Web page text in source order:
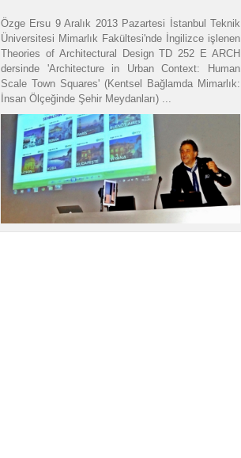
Özge Ersu 9 Aralık 2013 Pazartesi İstanbul Teknik
Üniversitesi Mimarlık Fakültesi'nde İngilizce işlenen
Theories of Architectural Design TD 252 E ARCH
dersinde 'Architecture in Urban Context: Human
Scale Town Squares' (Kentsel Bağlamda Mimarlık:
İnsan Ölçeğinde Şehir Meydanları) ...